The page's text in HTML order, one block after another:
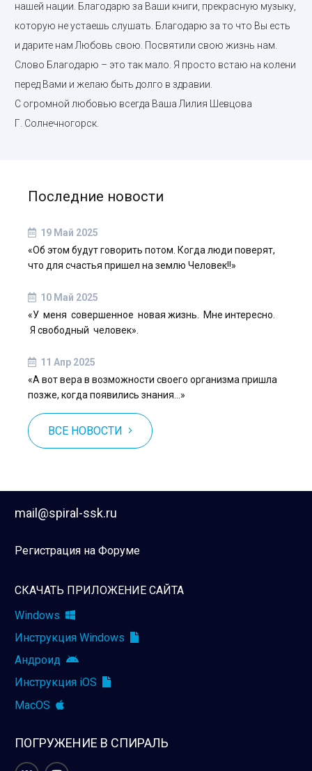
нашей нации. Благодарю за Ваши книги, прекрасную музыку,
которую не устаешь слушать. Благодарю за то что Вы есть
и дарите нам Любовь свою. Посвятили свою жизнь нам.
Слово Благодарю – это так мало. Я просто встаю на колени
перед Вами и желаю быть долго в здравии.
С огромной любовью всегда Ваша Лилия Шевцова
Г. Солнечногорск.
Последние новости
19 Май 2025
«Об этом будут говорить потом. Когда люди поверят,
что для счастья пришел на землю Человек!!»
10 Май 2025
«У меня совершенное новая жизнь. Мне интересно.
Я свободный человек».
11 Апр 2025
«А вот вера в возможности своего организма пришла
позже, когда появились знания…»
ВСЕ НОВОСТИ
mail@spiral-ssk.ru
Регистрация на Форуме
СКАЧАТЬ ПРИЛОЖЕНИЕ САЙТА
Windows
Инструкция Windows
Андроид
Инструкция iOS
MacOS
ПОГРУЖЕНИЕ В СПИРАЛЬ